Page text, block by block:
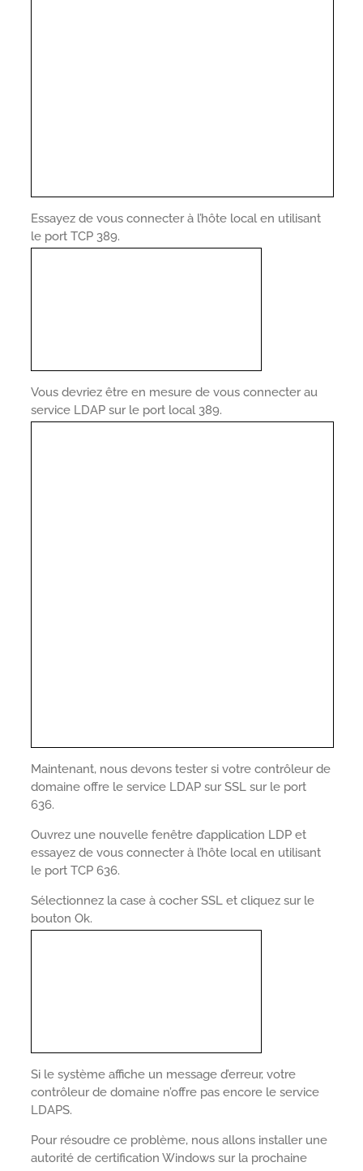
Essayez de vous connecter à l’hôte local en utilisant
le port TCP 389.
Vous devriez être en mesure de vous connecter au
service LDAP sur le port local 389.
Maintenant, nous devons tester si votre contrôleur de
domaine offre le service LDAP sur SSL sur le port
636.
Ouvrez une nouvelle fenêtre d’application LDP et
essayez de vous connecter à l’hôte local en utilisant
le port TCP 636.
Sélectionnez la case à cocher SSL et cliquez sur le
bouton Ok.
Si le système affiche un message d’erreur, votre
contrôleur de domaine n’offre pas encore le service
LDAPS.
Pour résoudre ce problème, nous allons installer une
autorité de certification Windows sur la prochaine